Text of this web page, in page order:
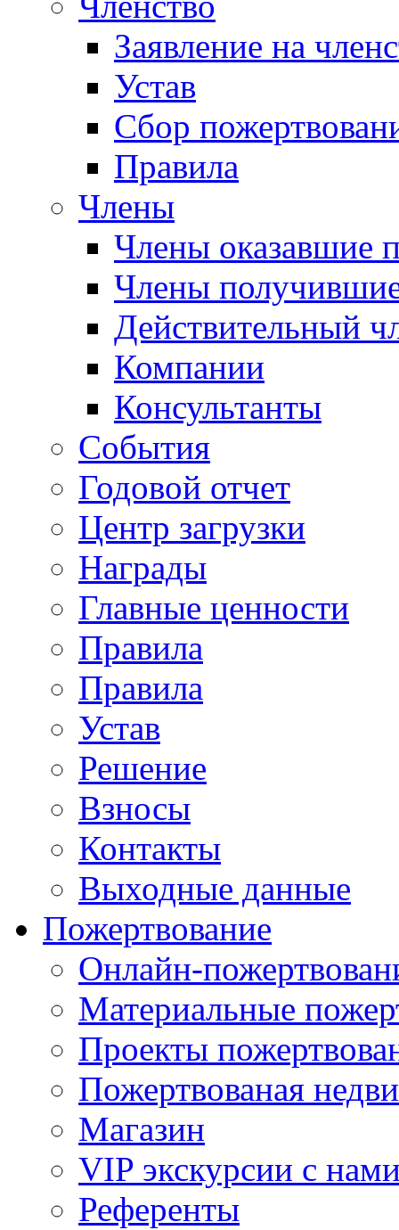
Заявление на
Устав
Сбор
Правила
Члены
Члены оказавшие
Члены
Действительный
Компании
Консультанты
События
Годовой отчет
Центр загрузки
Награды
Главные ценности
Правила
Правила
Устав
Решение
Взносы
Контакты
Выходные данные
Пожертвование
Онлайн-
Материальные
Проекты
Пожертвованая
Магазин
VIP экскурсии с
Референты